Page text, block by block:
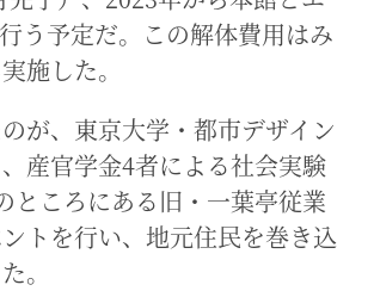
う予定だ。この解体費用はみ
施した。
が、東京大学・都市デザイン
産官学金4者による社会実験
ところにある旧・一葉亭従業
トを行い、地元住民を巻き込
。